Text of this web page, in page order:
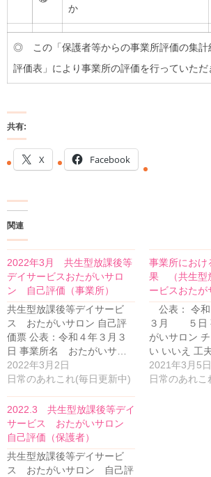
か
◎ この「保護者等からの事業所評価の集計
評価表」により事業所の評価を行っていた
共有:
X Facebook
関連
2022年3月 共生型放課後等
デイサービスおたがいサロ
ン 自己評価（事業所）
共生型放課後等デイサービ
ス おたがいサロン 自己評
価票 公表：令和４年３月３
日 事業所名 おたがいサ…
2022年3月2日
日常のあれこれ(毎日更新中)
事業所におけ
果 （共生型
ービスおたが
公表：
３月 ５日
がいサロン
い いいえ 工
2021年3月5日
日常のあれ
2022.3 共生型放課後等デイ
サービス おたがいサロン
自己評価（保護者）
共生型放課後等デイサービ
ス おたがいサロン 自己評